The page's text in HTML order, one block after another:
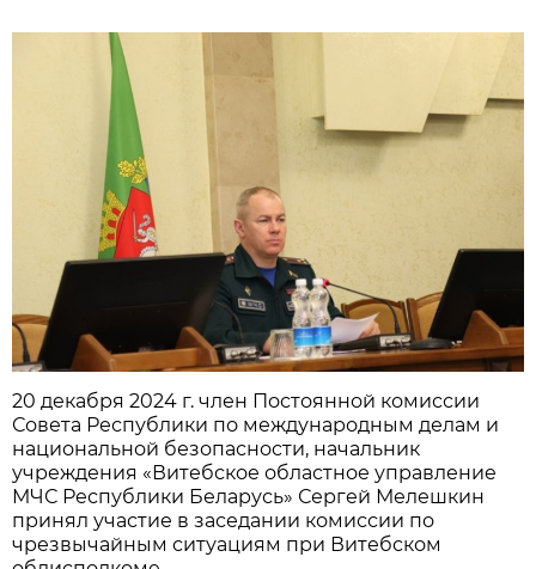
20 декабря 2024 г. член Постоянной комиссии
Совета Республики по международным делам и
национальной безопасности, начальник
учреждения «Витебское областное управление
МЧС Республики Беларусь» Сергей Мелешкин
принял участие в заседании комиссии по
чрезвычайным ситуациям при Витебском